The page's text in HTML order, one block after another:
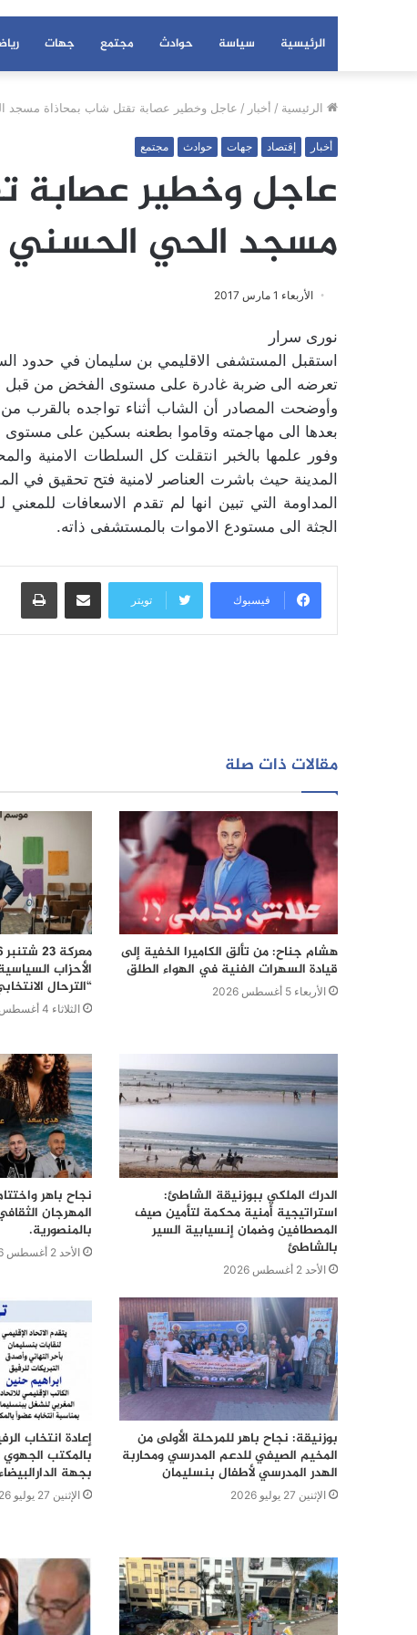
الرئيسية سياسة حوادث مجتمع جهات
الرئيسية / أخبار / عاجل وخطير عصابة تقتل شاب بمحاذاة مسجد
أخبار إقتصاد جهات حوادث مجتمع
عاجل وخطير عصابة
مسجد الحي الحسني
الأربعاء 1 مارس 2017
نورى سرار
تعرضه الى ضربة غادرة على مستوى الفخض من قبل
وأوضحت المصادر أن الشاب أثناء تواجده بالقرب
بعدها الى مهاجمته وقاموا بطعنه بسكين على مستوى
وفور علمها بالخبر انتقلت كل السلطات الامنية
المدينة حيث باشرت العناصر لامنية فتح تحقيق في
المداومة التي تبين انها لم تقدم الاسعافات
الجثة الى مستودع الاموات بالمستشفى ذاته.
فيسبوك تويتر
مشاركة عبر البريد طباعة
مقالات ذات صلة
هشام جناح: من تألق الكاميرا الخفية إلى
قيادة السهرات الفنية في الهواء الطلق
الأربعاء 5 أغسطس 2026
الأحزاب
“الترحال
الثلاثاء 4 أغسطس 2026
الدرك الملكي ببوزنيقة الشاطئ:
استراتيجية أمنية محكمة لتأمين صيف
المصطافين وضمان إنسيابية السير
بالشاطئ
الأحد 2 أغسطس 2026
نجاح باهر
المهرجان
بالمنصورية.
الأحد 2 أغسطس 2026
بوزنيقة: نجاح باهر للمرحلة الأولى من
المخيم الصيفي للدعم المدرسي ومحاربة
الهدر المدرسي لأطفال بنسليمان
الإثنين 27 يوليو 2026
إعادة انتخاب
بالمكتب الجهوي
بجهة
الإثنين 27 يوليو 2026